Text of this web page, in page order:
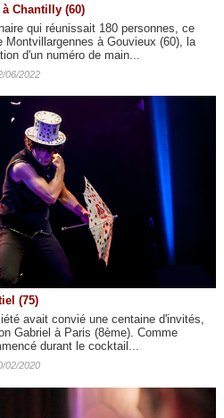
Chantilly (60)
qui réunissait 180 personnes, ce
Montvillargennes à Gouvieux (60), la
d'un numéro de main...
06/2022
(75)
avait convié une centaine d'invités,
Gabriel à Paris (8ème). Comme
durant le cocktail...
02/2020